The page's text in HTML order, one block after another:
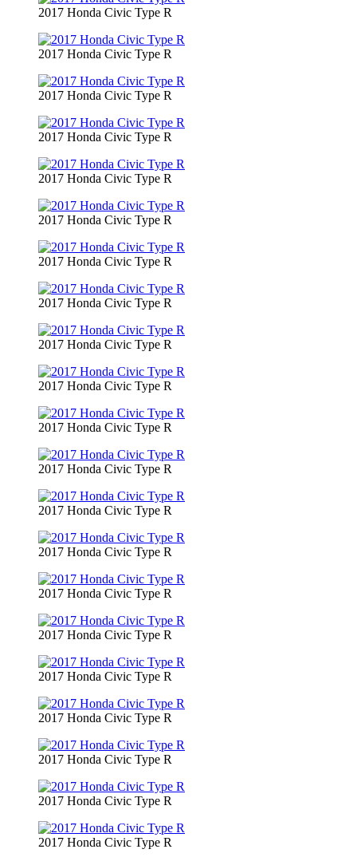
2017 Honda Civic Type R
2017 Honda Civic Type R
2017 Honda Civic Type R
2017 Honda Civic Type R
2017 Honda Civic Type R
2017 Honda Civic Type R
2017 Honda Civic Type R
2017 Honda Civic Type R
2017 Honda Civic Type R
2017 Honda Civic Type R
2017 Honda Civic Type R
2017 Honda Civic Type R
2017 Honda Civic Type R
2017 Honda Civic Type R
2017 Honda Civic Type R
2017 Honda Civic Type R
2017 Honda Civic Type R
2017 Honda Civic Type R
2017 Honda Civic Type R
2017 Honda Civic Type R
2017 Honda Civic Type R